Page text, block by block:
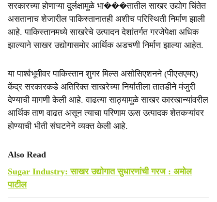
r
e
सरकारच्या होणाऱ्या दुर्लक्षामुळे भा���तातील साखर उद्योग चिंतेत
असतानाच शेजारील पाकिस्तानातही अशीच परिस्थिती निर्माण झाली
आहे. पाकिस्तानमध्ये साखरेचे उत्पादन देशांतर्गत गरजेपेक्षा अधिक
झाल्याने साखर उद्योगासमोर आर्थिक अडचणी निर्माण झाल्या आहेत.
या पार्श्वभूमीवर पाकिस्तान शुगर मिल्स असोसिएशनने (पीएसएमए)
केंद्र सरकारकडे अतिरिक्त साखरेच्या निर्यातीला तातडीने मंजुरी
देण्याची मागणी केली आहे. वाढत्या साठ्यामुळे साखर कारखान्यांवरील
आर्थिक ताण वाढत असून त्याचा परिणाम ऊस उत्पादक शेतकऱ्यांवर
होण्याची भीती संघटनेने व्यक्त केली आहे.
Also Read
Sugar Industry: साखर उद्योगात सुधारणांची गरज : अमोल
पाटील